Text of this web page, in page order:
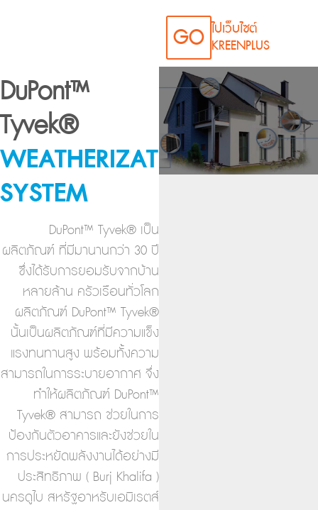
GO ไปเว็บไซต์
KREENPLUS
DuPont™
Tyvek®
WEATHERIZATION
SYSTEM
DuPont™ Tyvek® เป็น
ผลิตภัณฑ์ ที่มีมานานกว่า 30 ปี
ซึ่งได้รับการยอมรับจากบ้าน
หลายล้าน ครัวเรือนทั่วโลก
ผลิตภัณฑ์ DuPont™ Tyvek®
นั้นเป็นผลิตภัณฑ์ที่มีความแข็ง
แรงทนทานสูง พร้อมทั้งความ
สามารถในการระบายอากาศ จึ่ง
ทำให้ผลิตภัณฑ์ DuPont™
Tyvek® สามารถ ช่วยในการ
ป้องกันตัวอาคารและยังช่วยใน
การประหยัดพลังงานได้อย่างมี
ประสิทธิภาพ ( Burj Khalifa )
นครดูไบ สหรัฐอาหรับเอมิเรตส์